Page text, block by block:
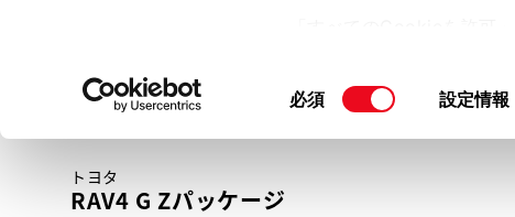
て」をご覧ください。
同
必須 設定情報
トヨタ
RAV4 G Zパッケージ